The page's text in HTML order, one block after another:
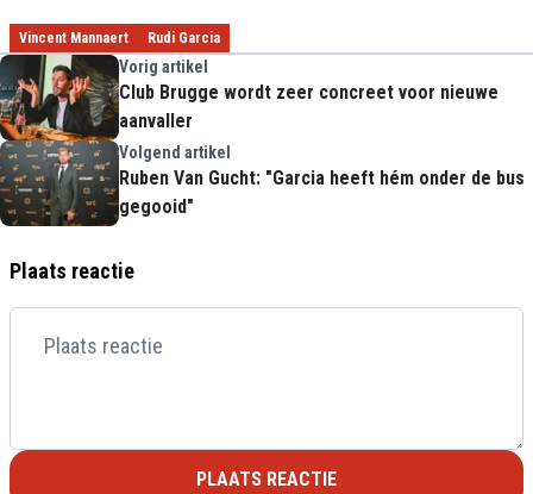
Vincent Mannaert Rudi Garcia
Vorig artikel
Club Brugge wordt zeer concreet voor nieuwe
aanvaller
Volgend artikel
Ruben Van Gucht: "Garcia heeft hém onder de bus
gegooid"
Plaats reactie
PLAATS REACTIE